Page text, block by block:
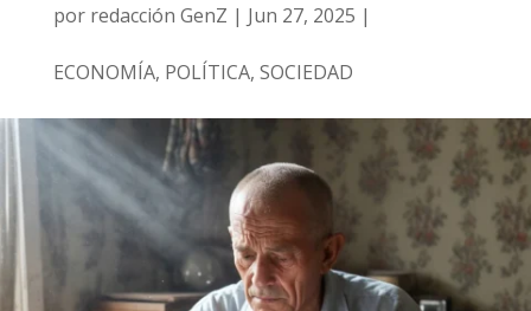
por redacción GenZ | Jun 27, 2025 |
ECONOMÍA, POLÍTICA, SOCIEDAD